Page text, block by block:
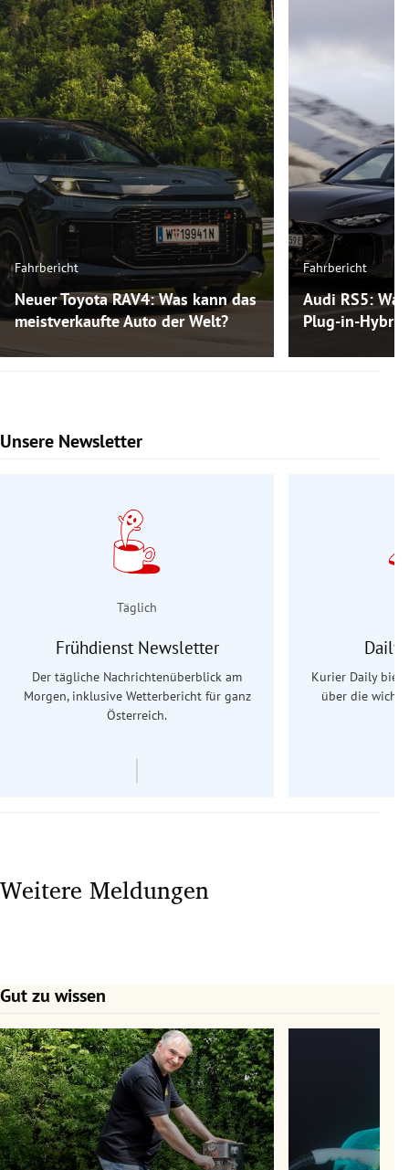
Fahrbericht
Neuer Toyota RAV4: Was kann das
meistverkaufte Auto der Welt?
Fahrbericht
Audi RS5:
Plug-in-
Unsere Newsletter
Slide 1 von 9
Täglich
Frühdienst Newsletter
Der tägliche Nachrichtenüberblick am
Morgen, inklusive Wetterbericht für ganz
Österreich.
Daily
Kurier Daily
über die
Weitere Meldungen
Gut zu wissen
Slide 1 von 7